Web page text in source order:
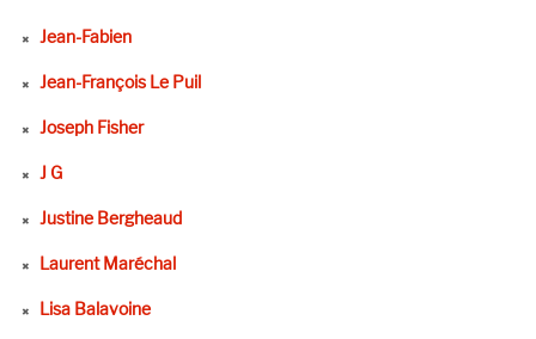
Jean-Fabien
Jean-François Le Puil
Joseph Fisher
J G
Justine Bergheaud
Laurent Maréchal
Lisa Balavoine